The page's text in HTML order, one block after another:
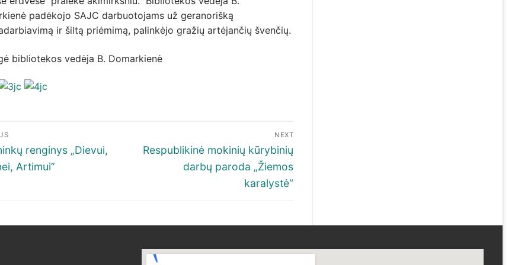
padėkojo SAJC darbuotojams už geranorišką
ir šiltą priėmimą, palinkėjo gražių artėjančių švenčių.
bibliotekos vedėja B. Domarkienė
renginys „Dievui,
Artimui”
NEXT
Next
Respublikinė mokinių kūrybinių
darbų paroda „Žiemos
karalystė“